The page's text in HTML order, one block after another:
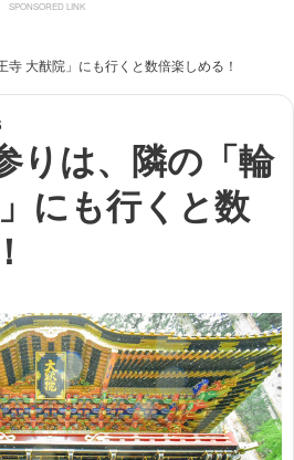
寺 大猷院」にも行くと数倍楽しめる！
りは、隣の「輪
にも行くと数